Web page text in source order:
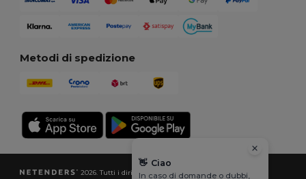
Metodi di spedizione
2026. Tutti i diritti riservati
👋 Ciao
In caso di domande o dubbi,